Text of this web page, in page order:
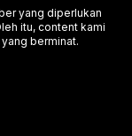
yang diperlukan
itu, content kami
berminat.